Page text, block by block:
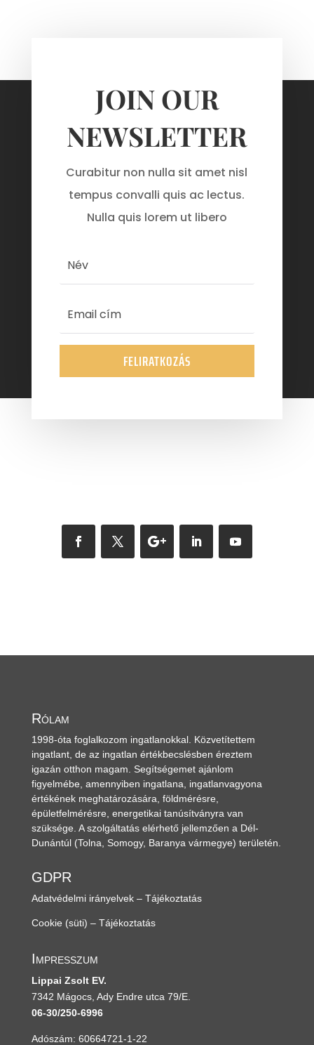
JOIN OUR
NEWSLETTER
Curabitur non nulla sit amet nisl
tempus convalli quis ac lectus.
Nulla quis lorem ut libero
FELIRATKOZÁS
Rólam
1998-óta foglalkozom ingatlanokkal. Közvetítettem
ingatlant, de az ingatlan értékbecslésben éreztem
igazán otthon magam. Segítségemet ajánlom
figyelmébe, amennyiben ingatlana, ingatlanvagyona
értékének meghatározására, földmérésre,
épületfelmérésre, energetikai tanúsítványra van
szüksége. A szolgáltatás elérhető jellemzően a Dél-
Dunántúl (Tolna, Somogy, Baranya vármegye) területén.
GDPR
Adatvédelmi irányelvek – Tájékoztatás
Cookie (süti) – Tájékoztatás
Impresszum
Lippai Zsolt EV.
7342 Mágocs, Ady Endre utca 79/E.
06-30/250-6996
Adószám: 60664721-1-22